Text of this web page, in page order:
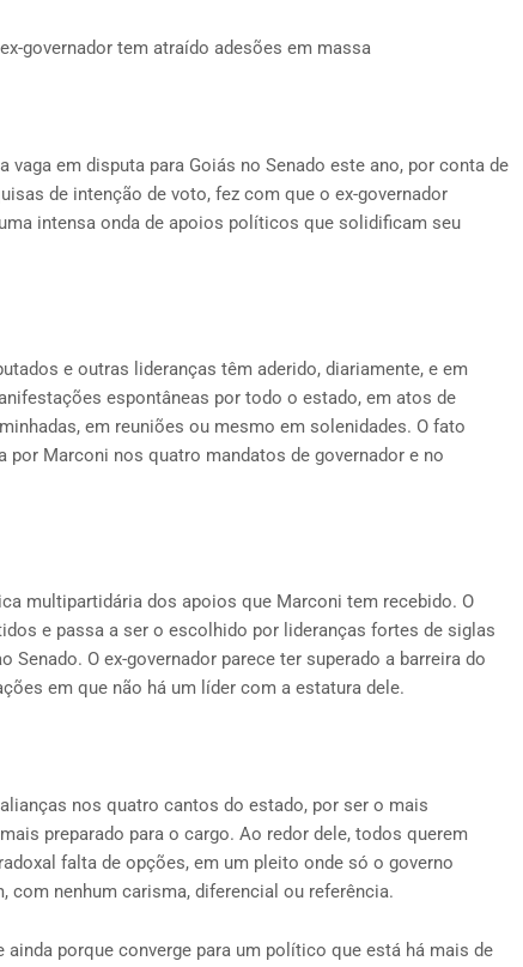
governador tem atraído adesões em massa
em disputa para Goiás no Senado este ano, por conta de
de intenção de voto, fez com que o ex-governador
intensa onda de apoios políticos que solidificam seu
e outras lideranças têm aderido, diariamente, e em
espontâneas por todo o estado, em atos de
em reuniões ou mesmo em solenidades. O fato
Marconi nos quatro mandatos de governador e no
multipartidária dos apoios que Marconi tem recebido. O
e passa a ser o escolhido por lideranças fortes de siglas
O ex-governador parece ter superado a barreira do
em que não há um líder com a estatura dele.
nos quatro cantos do estado, por ser o mais
preparado para o cargo. Ao redor dele, todos querem
falta de opções, em um pleito onde só o governo
com nenhum carisma, diferencial ou referência.
porque converge para um político que está há mais de